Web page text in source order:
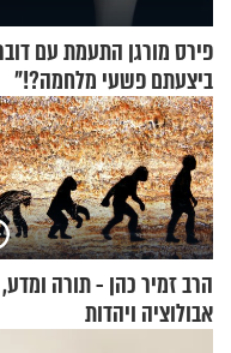
פירס מורגן התעמת עם
ביצעתם פשעי מלחמה?!"
הרב זמיר כהן - תורה ומדע,
אבולוציה ויהדות